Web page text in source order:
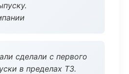
сделали с первого
в пределах ТЗ.